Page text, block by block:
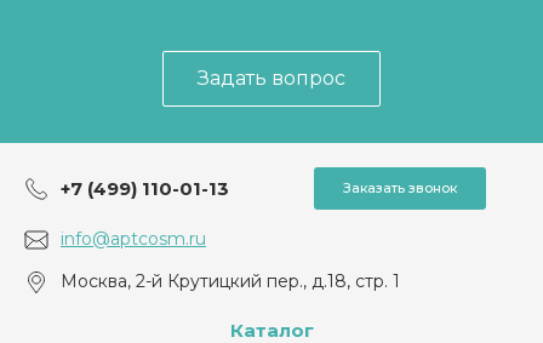
Задать вопрос
+7 (499) 110-01-13 Заказать звонок
info@aptcosm.ru
Москва, 2-й Крутицкий пер., д.18, стр. 1
Каталог